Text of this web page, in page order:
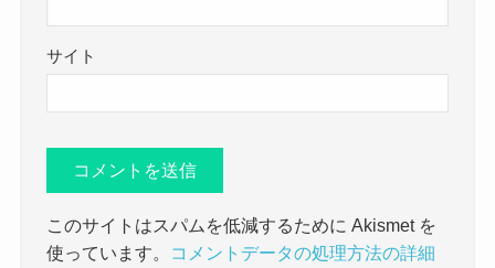
サイト
このサイトはスパムを低減するために Akismet を
使っています。
コメントデータの処理方法の詳細